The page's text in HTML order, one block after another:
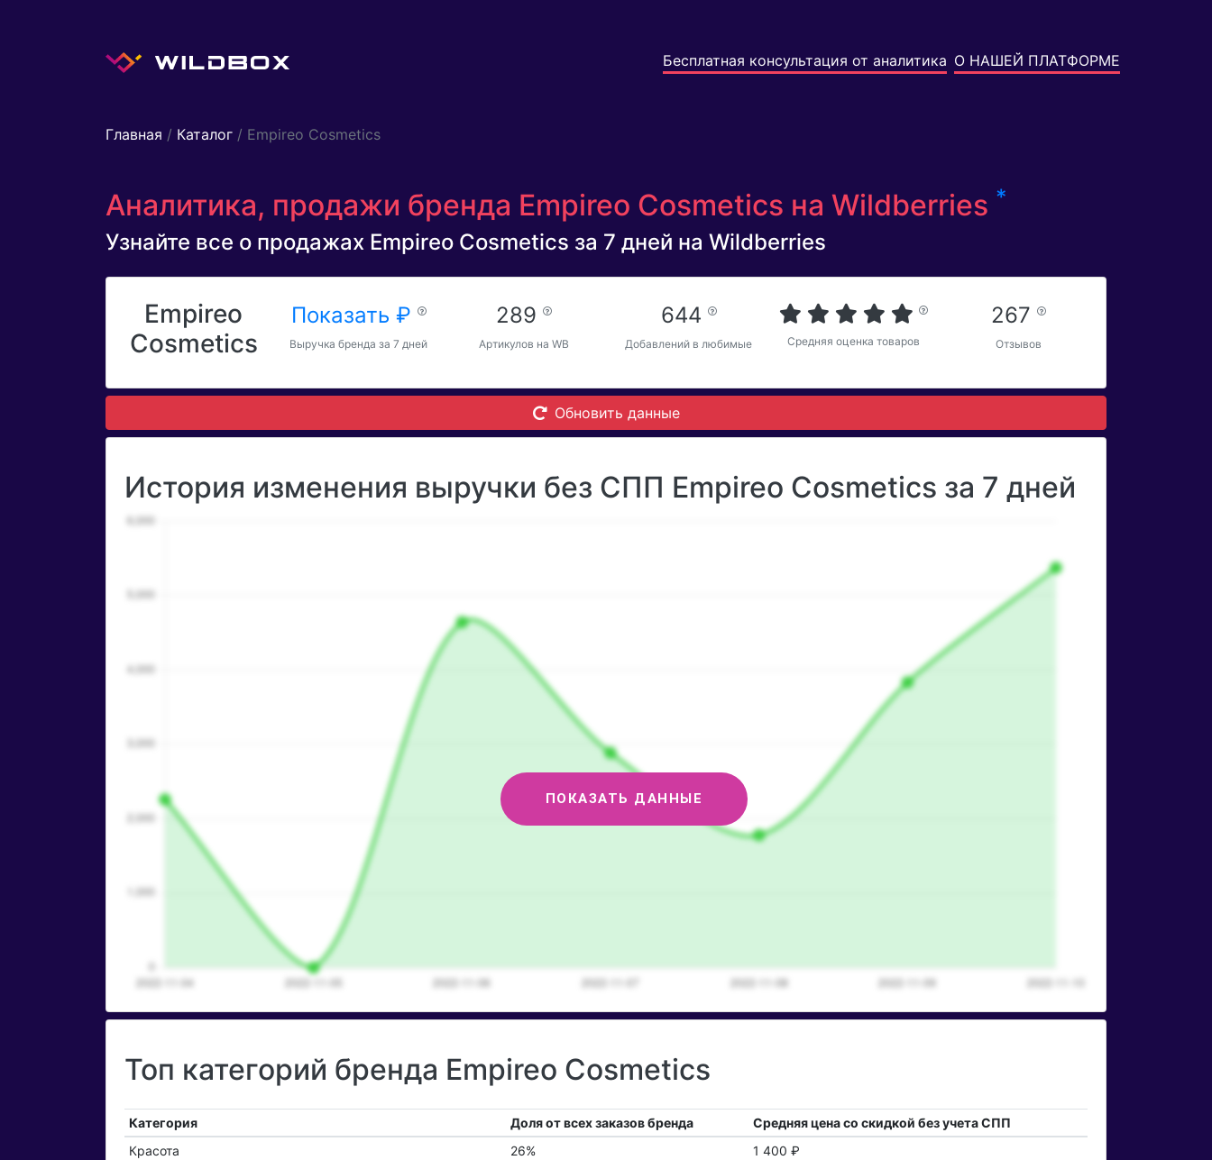
Бесплатная консультация от аналитика О НАШЕЙ ПЛАТФОРМЕ
Главная / Каталог / Empireo Cosmetics
Аналитика, продажи бренда Empireo Cosmetics на Wildberries *
Узнайте все о продажах Empireo Cosmetics за 7 дней на Wildberries
Empireo
Cosmetics
Показать ₽
Выручка бренда за 7 дней
289
Артикулов на WB
644
Добавлений в любимые Средняя оценка товаров
267
Отзывов
Обновить данные
История изменения выручки без СПП Empireo Cosmetics за 7 дней
ПОКАЗАТЬ ДАННЫЕ
Топ категорий бренда Empireo Cosmetics
Категория Доля от всех заказов бренда
Средняя цена со скидкой без учета СПП
Красота
26%
1 400 ₽